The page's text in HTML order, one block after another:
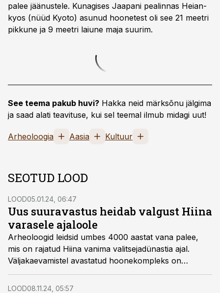
palee jäänustele. Kunagises Jaapani pealinnas Heian-
kyos (nüüd Kyoto) asunud hoonetest oli see 21 meetri
pikkune ja 9 meetri laiune maja suurim.
See teema pakub huvi? Hakka neid märksõnu jälgima
ja saad alati teavituse, kui sel teemal ilmub midagi uut!
Arheoloogia Aasia Kultuur
SEOTUD LOOD
LOOD05.01.24, 06:47
Uus suuravastus heidab valgust Hiina
varasele ajaloole
Arheoloogid leidsid umbes 4000 aastat vana palee,
mis on rajatud Hiina vanima valitsejadünastia ajal.
Väljakaevamistel avastatud hoonekompleks on
suursuguseim, mis seoses varase Xia dünastiaga on
iial avastatud.
LOOD08.11.24, 05:57